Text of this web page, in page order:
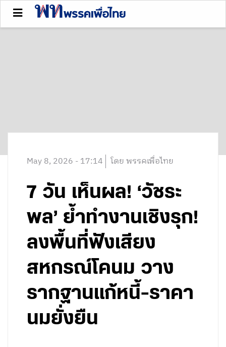
May 8, 2026 - 17:14 โดย พรรคเพื่อไทย
7 วัน เห็นผล! ‘วัชระ
พล’ ย้ำทำงานเชิงรุก!
ลงพื้นที่ฟังเสียง
สหกรณ์โคนม วาง
รากฐานแก้หนี้-ราคา
นมยั่งยืน